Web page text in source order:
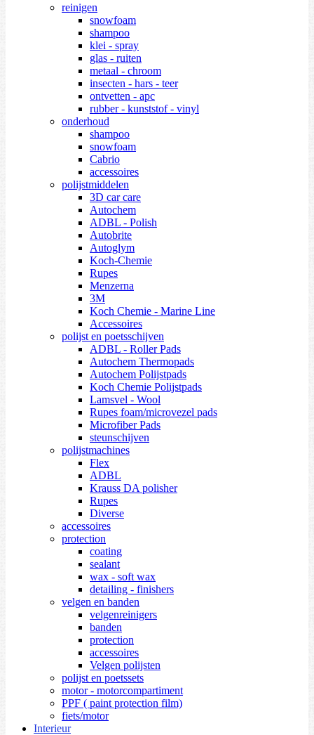
reinigen
snowfoam
shampoo
klei - spray
glas - ruiten
metaal - chroom
insecten - hars - teer
ontvetten - apc
rubber - kunststof - vinyl
onderhoud
shampoo
snowfoam
Cabrio
accessoires
polijstmiddelen
3D car care
Autochem
ADBL - Polish
Autobrite
Autoglym
Koch-Chemie
Rupes
Menzerna
3M
Koch Chemie - Marine Line
Accessoires
polijst en poetsschijven
ADBL - Roller Pads
Autochem Thermopads
Autochem Polijstpads
Koch Chemie Polijstpads
Lamsvel - Wool
Rupes foam/microvezel pads
Microfiber Pads
steunschijven
polijstmachines
Flex
ADBL
Krauss DA polisher
Rupes
Diverse
accessoires
protection
coating
sealant
wax - soft wax
detailing - finishers
velgen en banden
velgenreinigers
banden
protection
accessoires
Velgen polijsten
polijst en poetssets
motor - motorcompartiment
PPF ( paint protection film)
fiets/motor
Interieur